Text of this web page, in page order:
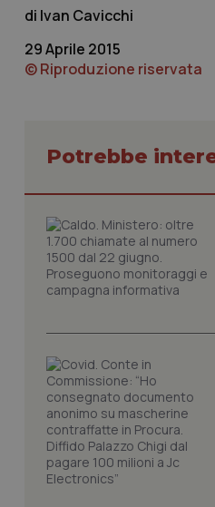
Ivan Cavicchi
29 Aprile 2015
© Riproduzione riservata
Potrebbe